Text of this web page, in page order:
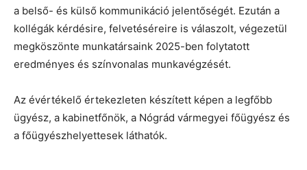
a belső- és külső kommunikáció jelentőségét. Ezután a
kollégák kérdésire, felvetéséreire is válaszolt, végezetül
megköszönte munkatársaink 2025-ben folytatott
eredményes és színvonalas munkavégzését.
Az évértékelő értekezleten készített képen a legfőbb
ügyész, a kabinetfőnök, a Nógrád vármegyei főügyész és
a főügyészhelyettesek láthatók.